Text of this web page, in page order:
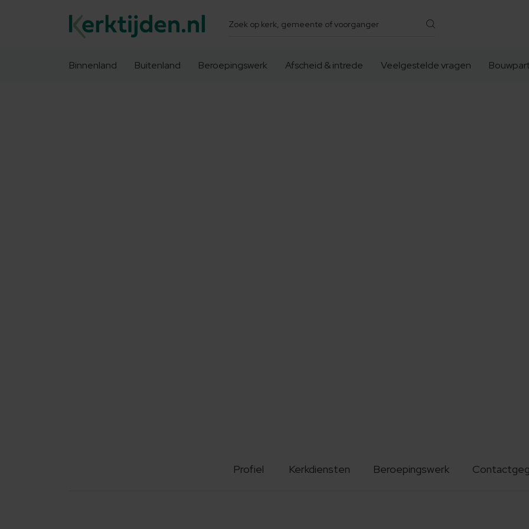
Zoeken
Binnenland Buitenland Beroepingswerk Afscheid & intrede Veelgestelde vragen
Profiel Kerkdiensten Beroepingswerk